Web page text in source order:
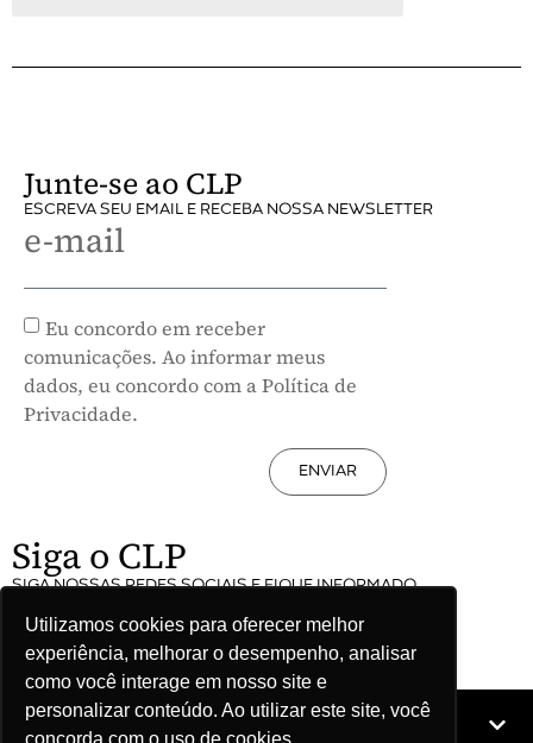
Utilizamos cookies para oferecer melhor
experiência, melhorar o desempenho, analisar
como você interage em nosso site e
personalizar conteúdo. Ao utilizar este site, você
Junte-se ao CLP
ESCREVA SEU EMAIL E RECEBA NOSSA NEWSLETTER
e-mail
Eu concordo em receber
comunicações. Ao informar meus
dados, eu concordo com a Política de
Privacidade.
ENVIAR
Siga o CLP
SIGA NOSSAS REDES SOCIAIS E FIQUE INFORMADO
Mapa do site